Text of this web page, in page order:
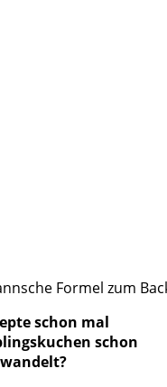
Formel zum
schon mal
schon